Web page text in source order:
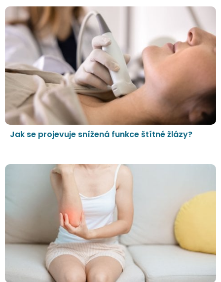
Jak se projevuje snížená funkce štítné žlázy?